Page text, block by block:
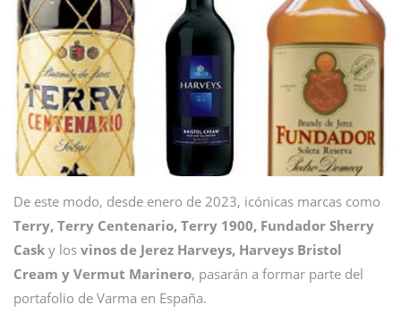
De este modo, desde enero de 2023, icónicas marcas como
Terry, Terry Centenario, Terry 1900, Fundador Sherry
Cask y los vinos de Jerez Harveys, Harveys Bristol
Cream y Vermut Marinero, pasarán a formar parte del
portafolio de Varma en España.